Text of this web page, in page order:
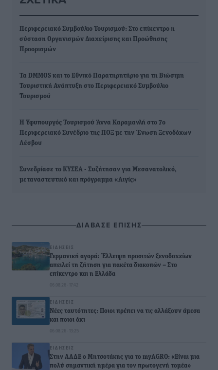
Περιφερειακό Συμβούλιο Τουρισμού: Στο επίκεντρο η
σύσταση Οργανισμών Διαχείρισης και Προώθησης
Προορισμών
Τα DMMOS και το Εθνικό Παρατηρητήριο για τη Βιώσιμη
Τουριστική Ανάπτυξη στο Περιφερειακό Συμβούλιο
Τουρισμού
Η Υφυπουργός Τουρισμού Άννα Καραμανλή στο 7o
Περιφερειακό Συνέδριο της ΠΟΞ με την Ένωση Ξενοδόχων
Λέσβου
Συνεδρίασε το ΚΥΣΕΑ - Συζήτησαν για Μεσανατολικό,
μεταναστευτικό και πρόγραμμα «Αιγίς»
ΔΙΑΒΑΣΕ ΕΠΙΣΗΣ
ΕΙΔΉΣΕΙΣ
Γερμανική αγορά: Έλλειψη προσιτών ξενοδοχείων
απειλεί τη ζήτηση για πακέτα διακοπών – Στο
επίκεντρο και η Ελλάδα
06.08.26 · 17:42
ΕΙΔΉΣΕΙΣ
Νέες ταυτότητες: Ποιοι πρέπει να τις αλλάξουν άμεσα
και ποιοι όχι
06.08.26 · 13:25
ΕΙΔΉΣΕΙΣ
Στην ΑΑΔΕ ο Μητσοτάκης για το myAGRO: «Είναι μια
πολύ σημαντική ημέρα για τον πρωτογενή τομέα»